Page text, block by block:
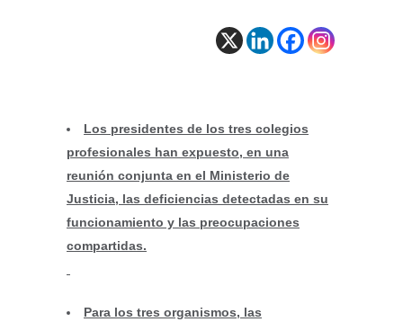
Los presidentes de los tres colegios
profesionales han expuesto, en una
reunión conjunta en el Ministerio de
Justicia, las deficiencias detectadas en su
funcionamiento y las preocupaciones
compartidas.
Para los tres organismos, las